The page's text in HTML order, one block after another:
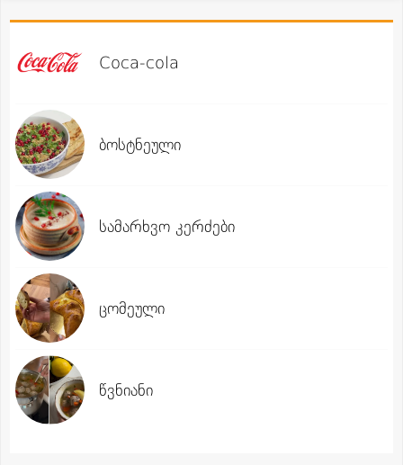
Coca-cola
ბოსტნეული
სამარხვო კერძები
ცომეული
წვნიანი